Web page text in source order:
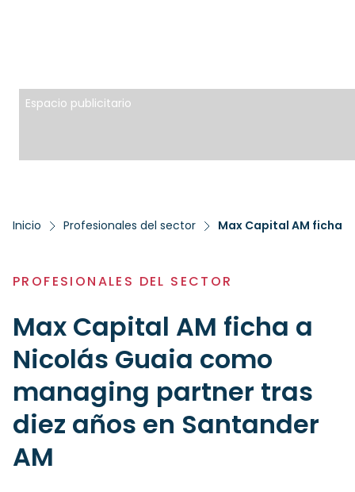
Espacio publicitario
Inicio Profesionales del sector Max Capital AM ficha
PROFESIONALES DEL SECTOR
Max Capital AM ficha a
Nicolás Guaia como
managing partner tras
diez años en Santander
AM